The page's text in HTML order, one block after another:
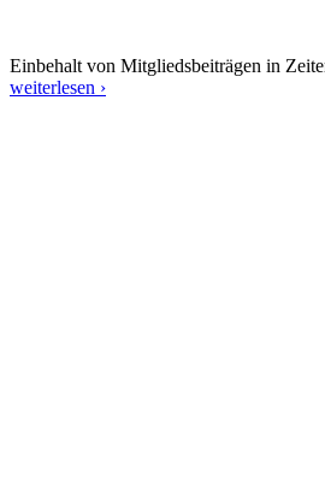
Einbehalt von Mitgliedsbeiträgen in
weiterlesen ›